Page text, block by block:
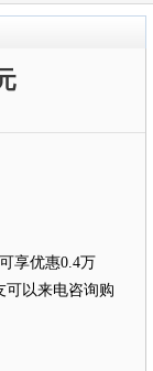
享优惠0.4万
可以来电咨询购